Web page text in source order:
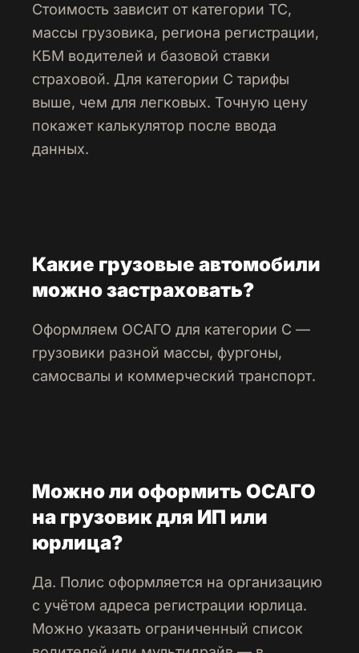
Стоимость зависит от категории ТС,
массы грузовика, региона регистрации,
КБМ водителей и базовой ставки
страховой. Для категории C тарифы
выше, чем для легковых. Точную цену
покажет калькулятор после ввода
данных.
Какие грузовые автомобили
можно застраховать?
Оформляем ОСАГО для категории C —
грузовики разной массы, фургоны,
самосвалы и коммерческий транспорт.
Можно ли оформить ОСАГО
на грузовик для ИП или
юрлица?
Да. Полис оформляется на организацию
с учётом адреса регистрации юрлица.
Можно указать ограниченный список